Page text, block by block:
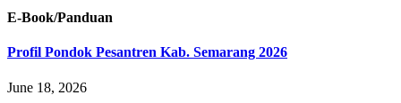
E-Book/Panduan
Profil Pondok Pesantren Kab. Semarang 2026
June 18, 2026